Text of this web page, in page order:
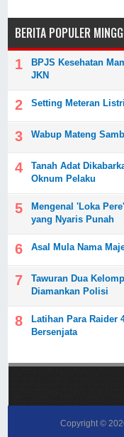
BERITA POPULER
BPJS Kesehatan
JKN
Setting Meteran
Wabup Mateng
Tanah Adat
Oknum Pelaku
Mengenal 'Loka
yang Nyaris Punah
Asal Mula Nama
Tawuran Dua
Diamankan Polisi
Latihan Para Raider
Bersenjata
Copyright ©